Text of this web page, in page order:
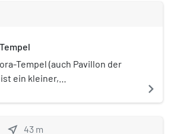
Tempel (auch Pavillon der
ein kleiner,
östlich der Harmonie am
navigate_next
near_me 43 m